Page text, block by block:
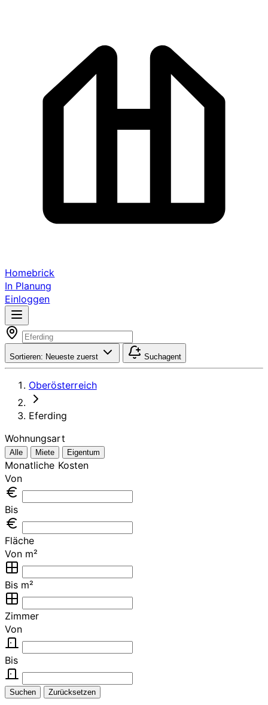
Homebrick
In Planung
Einloggen
Sortieren: Neueste zuerst Suchagent
Oberösterreich
Eferding
Wohnungsart
Alle Miete Eigentum
Monatliche Kosten
Von
Bis
Fläche
Von m²
Bis m²
Zimmer
Von
Bis
Suchen Zurücksetzen